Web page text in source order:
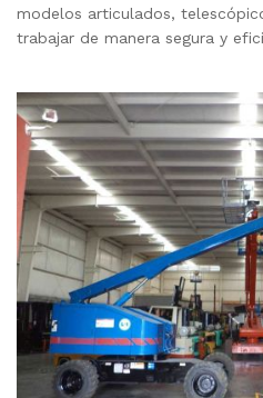
modelos articulados,
trabajar de manera segura y